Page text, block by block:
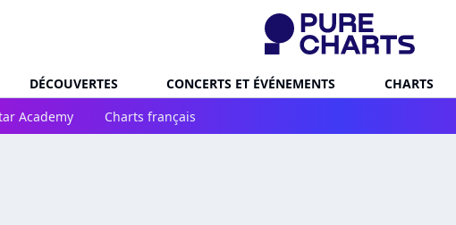
DÉCOUVERTES CONCERTS ET ÉVÉNEMENTS CHARTS
Academy Charts français